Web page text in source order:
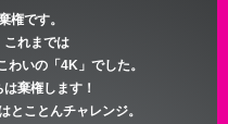
権です。
これまでは
わいの「4K」でした。
棄権します！
とことんチャレンジ。